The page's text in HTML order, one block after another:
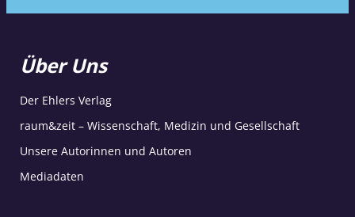
Über Uns
Der Ehlers Verlag
raum&zeit – Wissenschaft, Medizin und Gesellschaft
Unsere Autorinnen und Autoren
Mediadaten